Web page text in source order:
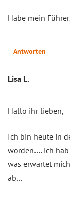
Habe mein
Antworten
Lisa L.
Hallo ihr lieben,
Ich bin heute in
worden…. ich
was erwartet
ab…